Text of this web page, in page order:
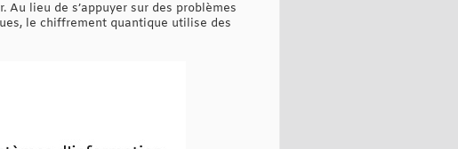
lieu de s’appuyer sur des problèmes
le chiffrement quantique utilise des